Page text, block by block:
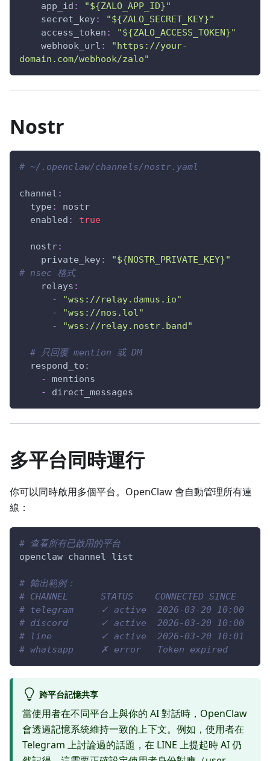
app_id :
"${ZALO_APP_ID}"
secret_key:
"${ZALO_SECRET_KEY}"
access_token :
"${ZALO_ACCESS_TOKEN}"
webhook_url :
"https://your-
domain.com/webhook/zalo"
Nostr
# ~/.openclaw/channels/nostr.yaml
channel :
type :
nostr
enabled : true
nostr:
private_key:
"${NOSTR_PRIVATE_KEY}"
# nsec 格式
relays :
-
"wss://relay.damus.io"
-
"wss://nos.lol"
-
"wss://relay.nostr.band"
# 只回覆 mention 或 DM
respond_to :
-
mentions
-
direct_messages
多平台同時運行
你可以同時啟用多個平台。OpenClaw 會自動管理所有連
線：
# 查看所有已啟用的平台
openclaw channel list
# 輸出範例：
# CHANNEL      STATUS    CONNECTED SINCE
# telegram     ✓ active  2026-03-20 10:00
# discord      ✓ active  2026-03-20 10:00
# line         ✓ active  2026-03-20 10:01
# whatsapp     ✗ error   Token expired
跨平台記憶共享
當使用者在不同平台上與你的 AI 對話時，OpenClaw
會透過記憶系統維持一致的上下文。例如，使用者在
Telegram 上討論過的話題，在 LINE 上提起時 AI 仍